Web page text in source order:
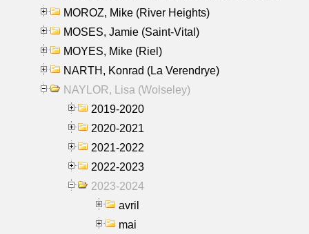
MOROZ, Mike (River Heights)
MOSES, Jamie (Saint-Vital)
MOYES, Mike (Riel)
NARTH, Konrad (La Verendrye)
NAYLOR, Lisa (Wolseley)
2019-2020
2020-2021
2021-2022
2022-2023
2023-2024
avril
mai